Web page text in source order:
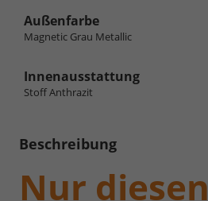
Außenfarbe
Magnetic Grau Metallic
Innenausstattung
Stoff Anthrazit
Beschreibung
Nur diesen